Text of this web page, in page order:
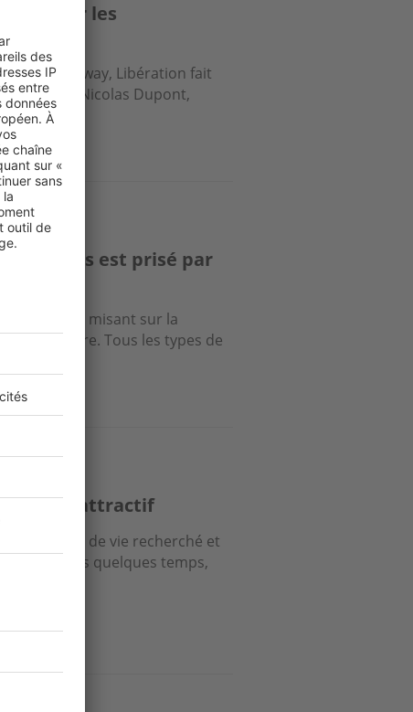
pour les
et du tramway, Libération fait
Selon Nicolas Dupont,
cagnois est prisé par
misant sur la
saisonnière. Tous les types de
et attractif
un cadre de vie recherché et
depuis quelques temps,